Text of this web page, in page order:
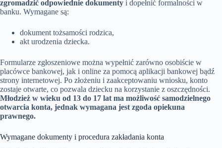
zgromadzić odpowiednie dokumenty i dopełnić formalności w
banku. Wymagane są:
dokument tożsamości rodzica,
akt urodzenia dziecka.
Formularze zgłoszeniowe można wypełnić zarówno osobiście w
placówce bankowej, jak i online za pomocą aplikacji bankowej bądź
strony internetowej. Po złożeniu i zaakceptowaniu wniosku, konto
zostaje otwarte, co pozwala dziecku na korzystanie z oszczędności.
Młodzież w wieku od 13 do 17 lat ma możliwość samodzielnego
otwarcia konta, jednak wymagana jest zgoda opiekuna
prawnego.
Wymagane dokumenty i procedura zakładania konta